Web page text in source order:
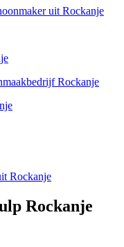
uit Rockanje
Rockanje
Rockanje
Rockanje